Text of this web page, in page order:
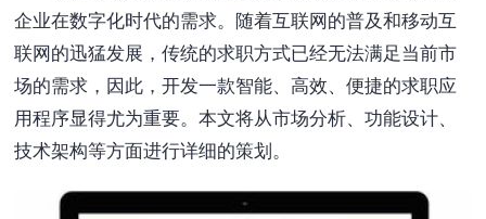
企业在数字化时代的需求。随着互联网的普及和移动互
联网的迅猛发展，传统的求职方式已经无法满足当前市
场的需求，因此，开发一款智能、高效、便捷的求职应
用程序显得尤为重要。本文将从市场分析、功能设计、
技术架构等方面进行详细的策划。